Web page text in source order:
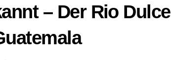
– Der Rio Dulce